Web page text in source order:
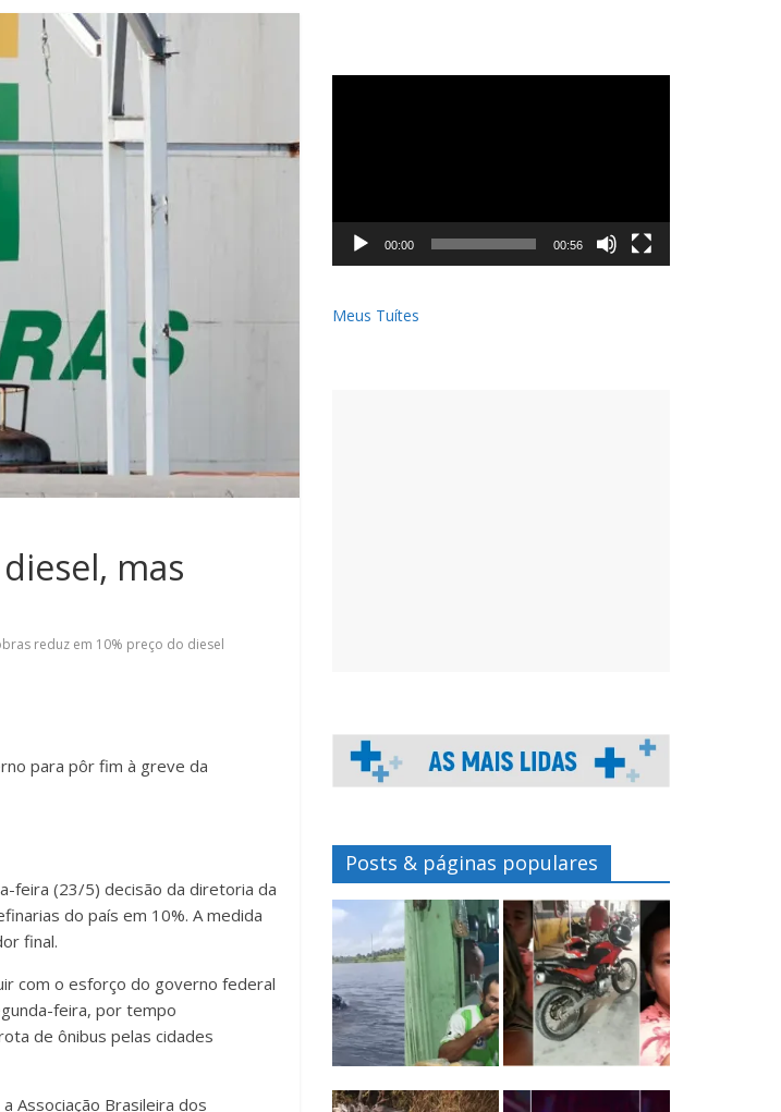
mas
reduz em 10% preço do diesel
para pôr fim à greve da
feira (23/5) decisão da diretoria da
do país em 10%. A medida
final.
com o esforço do governo federal
feira, por tempo
de ônibus pelas cidades
Associação Brasileira dos
00:00 00:56
Meus Tuítes
Posts & páginas populares